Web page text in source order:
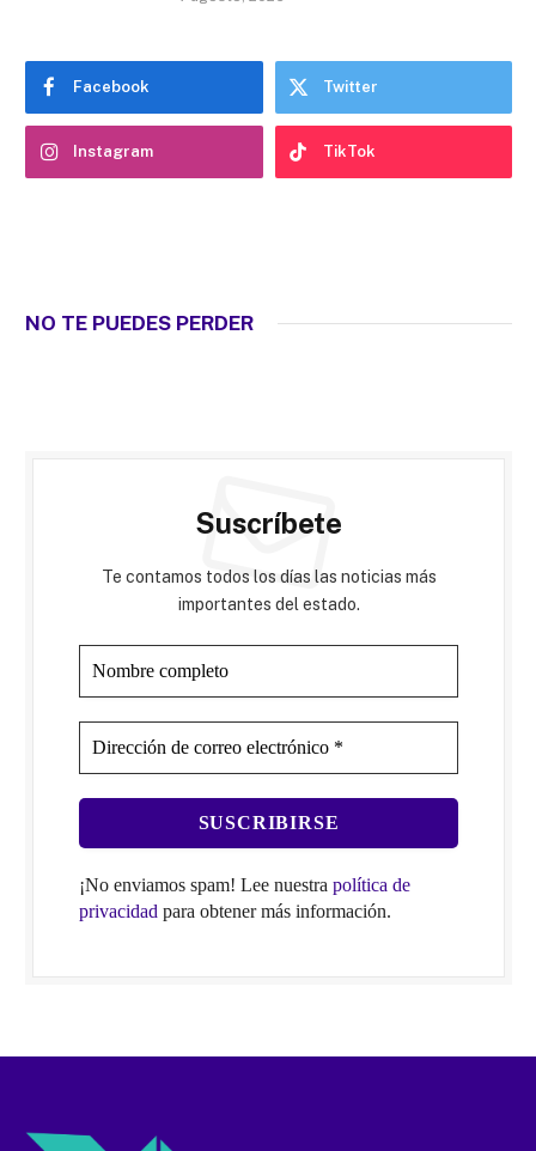
Facebook Twitter
Instagram TikTok
NO TE PUEDES PERDER
Suscríbete
Te contamos todos los días las noticias más
importantes del estado.
¡No enviamos spam! Lee nuestra política de
privacidad para obtener más información.